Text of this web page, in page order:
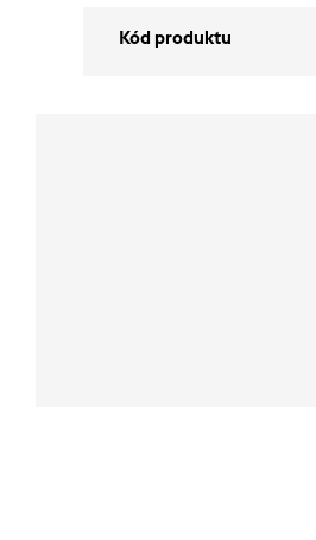
Kód produktu